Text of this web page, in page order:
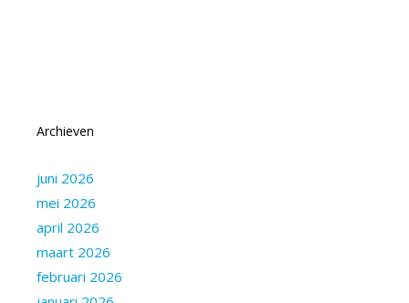
Archieven
juni 2026
mei 2026
april 2026
maart 2026
februari 2026